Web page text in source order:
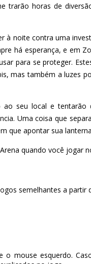
trarão horas de
à noite contra uma
há esperança, e em
para se proteger.
mas também a luzes
ao seu local e
Uma coisa que
que apontar sua
quando você jogar
semelhantes a partir
o mouse esquerdo.